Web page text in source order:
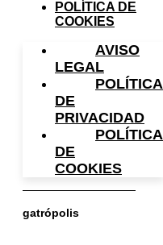
POLÍTICA DE
COOKIES
AVISO
LEGAL
POLÍTICA
DE
PRIVACIDAD
POLÍTICA
DE
COOKIES
gatrópolis